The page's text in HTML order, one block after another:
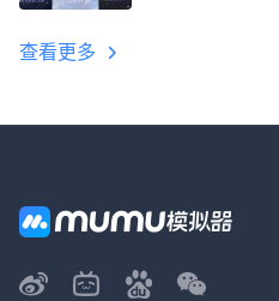
查看更多